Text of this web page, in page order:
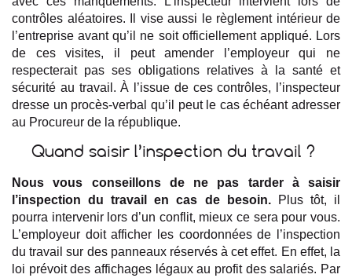
contrôles aléatoires. Il vise aussi le règlement intérieur de
l’entreprise avant qu’il ne soit officiellement appliqué. Lors
de ces visites, il peut amender l’employeur qui ne
respecterait pas ses obligations relatives à la santé et
sécurité au travail. À l’issue de ces contrôles, l’inspecteur
dresse un procès-verbal qu’il peut le cas échéant adresser
au Procureur de la république.
Quand saisir l’inspection du travail ?
Nous vous conseillons de ne pas tarder à saisir
l’inspection du travail en cas de besoin.Plus tôt, il
pourra intervenir lors d’un conflit, mieux ce sera pour vous.
L’employeur doit afficher les coordonnées de l’inspection
du travail sur des panneaux réservés à cet effet. En effet, la
loi prévoit des affichages légaux au profit des salariés. Par